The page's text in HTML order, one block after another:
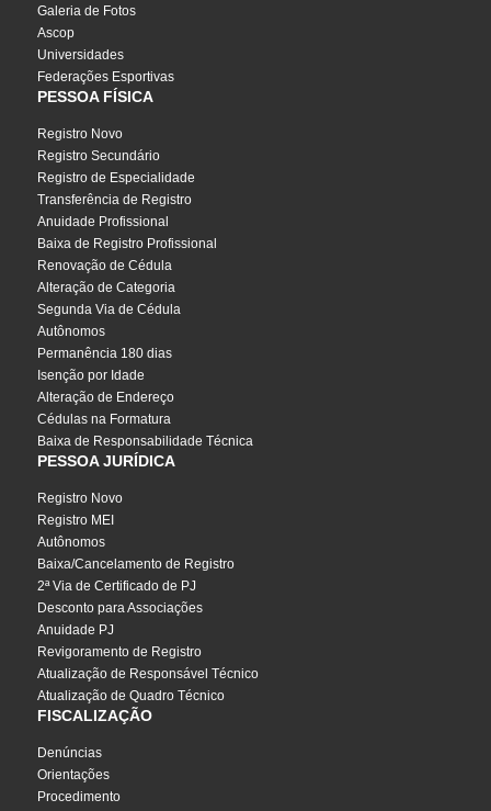
Galeria de Fotos
Ascop
Universidades
Federações Esportivas
PESSOA FÍSICA
Registro Novo
Registro Secundário
Registro de Especialidade
Transferência de Registro
Anuidade Profissional
Baixa de Registro Profissional
Renovação de Cédula
Alteração de Categoria
Segunda Via de Cédula
Autônomos
Permanência 180 dias
Isenção por Idade
Alteração de Endereço
Cédulas na Formatura
Baixa de Responsabilidade Técnica
PESSOA JURÍDICA
Registro Novo
Registro MEI
Autônomos
Baixa/Cancelamento de Registro
2ª Via de Certificado de PJ
Desconto para Associações
Anuidade PJ
Revigoramento de Registro
Atualização de Responsável Técnico
Atualização de Quadro Técnico
FISCALIZAÇÃO
Denúncias
Orientações
Procedimento